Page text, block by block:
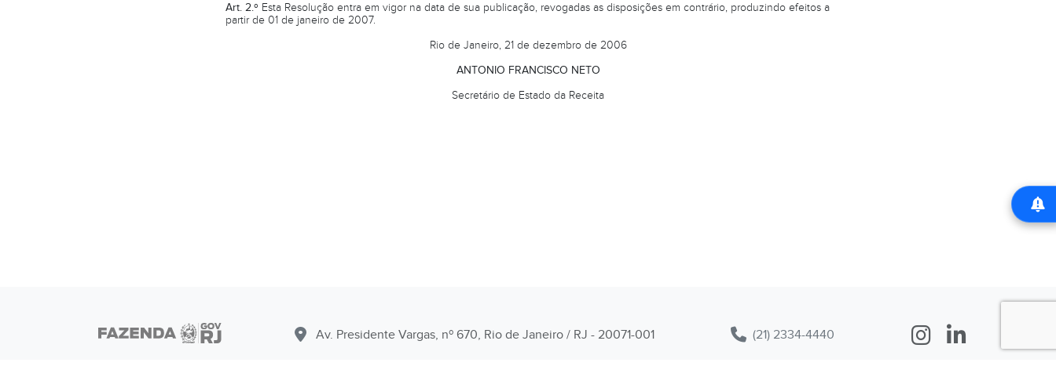
Art. 2.º Esta Resolução entra em vigor na data de sua publicação, revogadas as disposições em contrário, produzindo efeitos a
partir de 01 de janeiro de 2007.
Rio de Janeiro, 21 de dezembro de 2006
ANTONIO FRANCISCO NETO
Secretário de Estado da Receita
Av. Presidente Vargas, nº 670, Rio de Janeiro / RJ - 20071-001 (21) 2334-4440